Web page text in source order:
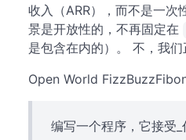
收入（ARR），而不是一次
景是开放性的，不再固定在
是包含在内的）。 不，我们
Open World
编写一个程序，它接受_